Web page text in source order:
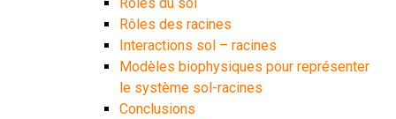
Rôles des racines
Interactions sol – racines
Modèles biophysiques pour représenter
le système sol-racines
Conclusions